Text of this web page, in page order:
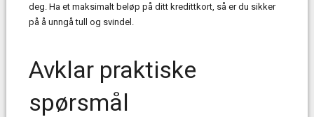
deg. Ha et maksimalt beløp på ditt kredittkort, så er du sikker
på å unngå tull og svindel.
Avklar praktiske
spørsmål